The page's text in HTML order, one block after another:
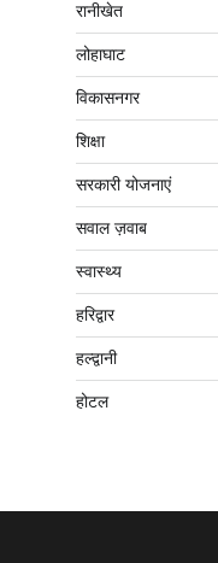
रानीखेत
लोहाघाट
विकासनगर
शिक्षा
सरकारी योजनाएं
सवाल ज़वाब
स्वास्थ्य
हरिद्वार
हल्द्वानी
होटल